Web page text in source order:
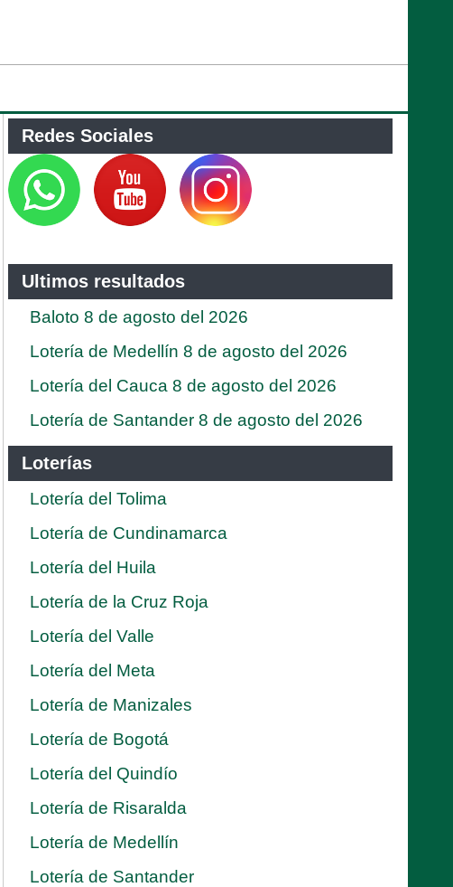
Redes Sociales
Ultimos resultados
Baloto 8 de agosto del 2026
Lotería de Medellín 8 de agosto del 2026
Lotería del Cauca 8 de agosto del 2026
Lotería de Santander 8 de agosto del 2026
Loterías
Lotería del Tolima
Lotería de Cundinamarca
Lotería del Huila
Lotería de la Cruz Roja
Lotería del Valle
Lotería del Meta
Lotería de Manizales
Lotería de Bogotá
Lotería del Quindío
Lotería de Risaralda
Lotería de Medellín
Lotería de Santander